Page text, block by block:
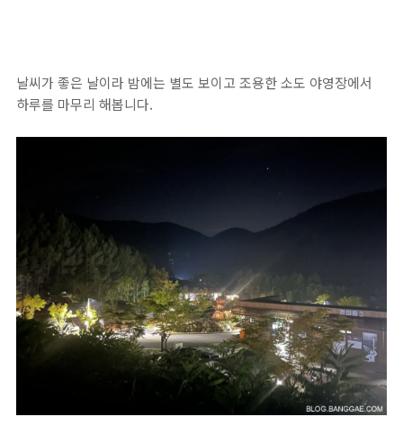
날씨가 좋은 날이라 밤에는 별도 보이고 조용한 소도 야영장에서
하루를 마무리 해봅니다.